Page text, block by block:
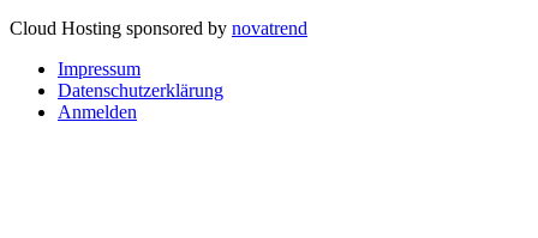
Cloud Hosting sponsored by novatrend
Impressum
Datenschutzerklärung
Anmelden